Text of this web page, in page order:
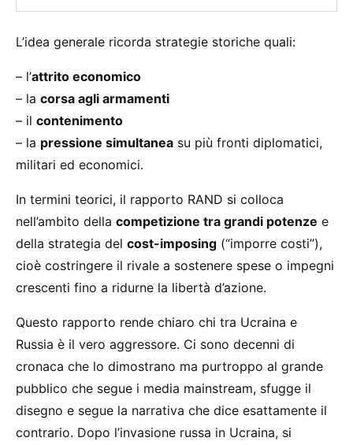
L’idea generale ricorda strategie storiche quali:
– l’attrito economico
– la corsa agli armamenti
– il contenimento
– la pressione simultanea su più fronti diplomatici,
militari ed economici.
In termini teorici, il rapporto RAND si colloca
nell’ambito della competizione tra grandi potenze e
della strategia del cost-imposing (“imporre costi”),
cioè costringere il rivale a sostenere spese o impegni
crescenti fino a ridurne la libertà d’azione.
Questo rapporto rende chiaro chi tra Ucraina e
Russia è il vero aggressore. Ci sono decenni di
cronaca che lo dimostrano ma purtroppo al grande
pubblico che segue i media mainstream, sfugge il
disegno e segue la narrativa che dice esattamente il
contrario. Dopo l’invasione russa in Ucraina, si